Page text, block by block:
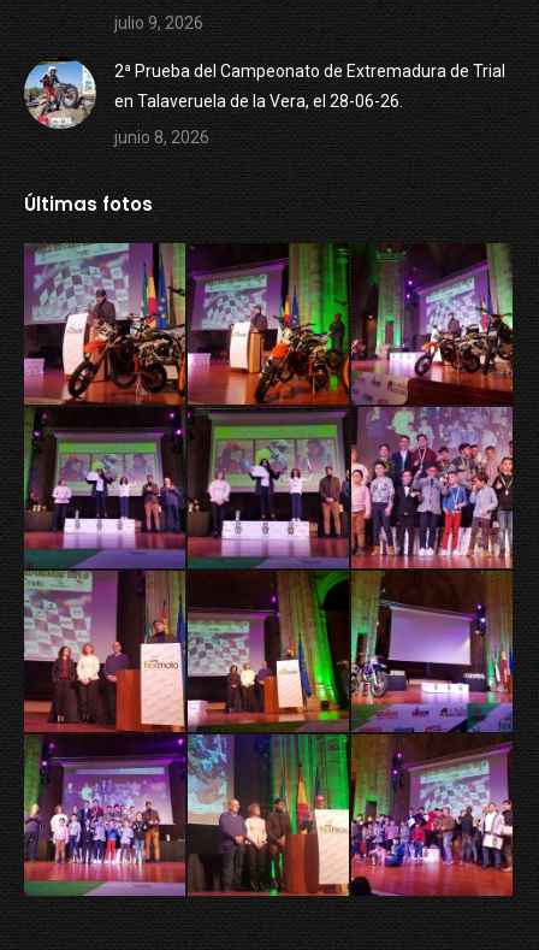
julio 9, 2026
2ª Prueba del Campeonato de Extremadura de Trial
en Talaveruela de la Vera, el 28-06-26.
junio 8, 2026
Últimas fotos